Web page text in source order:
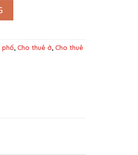
5x20m, hầm+ 4 tầng, giá 32 triệu/
phố, Cho thuê ở, Cho thuê